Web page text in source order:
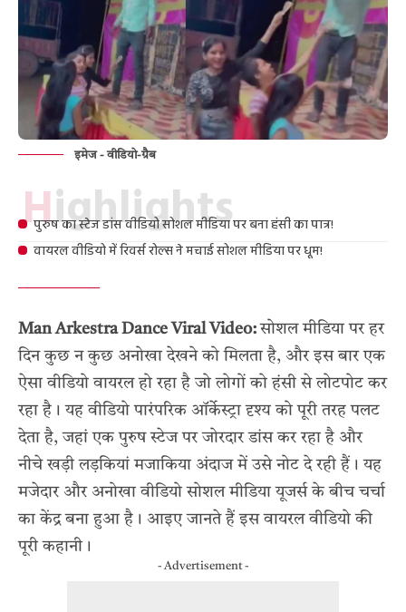
इमेज - वीडियो-ग्रैब
Highlights
पुरुष का स्टेज डांस वीडियो सोशल मीडिया पर बना हंसी का पात्र!
वायरल वीडियो में रिवर्स रोल्स ने मचाई सोशल मीडिया पर धूम!
Man Arkestra Dance Viral Video:सोशल मीडिया पर हर
दिन कुछ न कुछ अनोखा देखने को मिलता है, और इस बार एक
ऐसा वीडियो वायरल हो रहा है जो लोगों को हंसी से लोटपोट कर
रहा है। यह वीडियो पारंपरिक ऑर्केस्ट्रा दृश्य को पूरी तरह पलट
देता है, जहां एक पुरुष स्टेज पर जोरदार डांस कर रहा है और
नीचे खड़ी लड़कियां मजाकिया अंदाज में उसे नोट दे रही हैं। यह
मजेदार और अनोखा वीडियो सोशल मीडिया यूजर्स के बीच चर्चा
का केंद्र बना हुआ है। आइए जानते हैं इस वायरल वीडियो की
पूरी कहानी।
- Advertisement -